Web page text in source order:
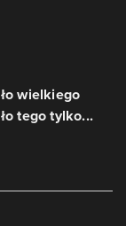
wielkiego
tego tylko...